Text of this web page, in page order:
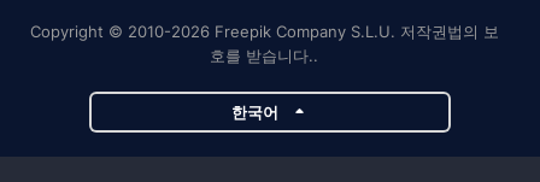
Copyright © 2010-2026 Freepik Company S.L.U. 저작권법의 보
호를 받습니다..
한국어